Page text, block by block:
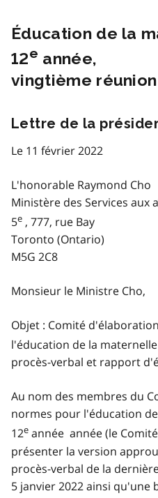
Éducation de la
12e année,
vingtième
Lettre de la
Le 11 février 2022
L'honorable Raymond Cho
Ministère des Services aux
5e , 777, rue Bay
Toronto (Ontario)
M5G 2C8
Monsieur le Ministre Cho,
Objet : Comité
l'éducation de la
procès-verbal et rapport
Au nom des membres du
normes pour l'éducation
12e année année (le
présenter la version
procès-verbal de la
5 janvier 2022 ainsi qu'une